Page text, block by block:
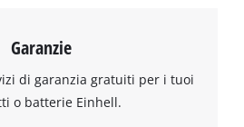
Garanzie
di garanzia gratuiti per i tuoi
o batterie Einhell.